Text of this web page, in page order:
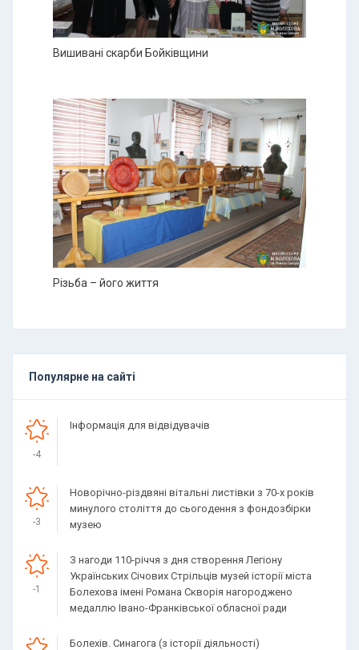
Вишивані скарби Бойківщини
Різьба – його життя
Популярне на сайті
-4
Інформація для відвідувачів
-3
Новорічно-різдвяні вітальні листівки з 70-х років
минулого століття до сьогодення з фондозбірки
музею
-1
З нагоди 110-річчя з дня створення Легіону
Українських Січових Стрільців музей історії міста
Болехова імені Романа Скворія нагороджено
медаллю Івано-Франківської обласної ради
Болехів. Синагога (з історії діяльності)